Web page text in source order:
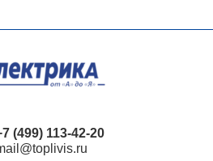
(499) 113-42-20